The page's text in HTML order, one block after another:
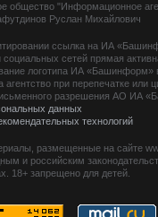
общество "Информационное
Руслан Михайлович
ссылка на ИА
социальных сетей прямая
логотипа ИА «Башинформ»
при перепечатке или
разрешения АО ИА
данных
технологий
размещенные на сайте
и российским
18+ запрещено для детей.